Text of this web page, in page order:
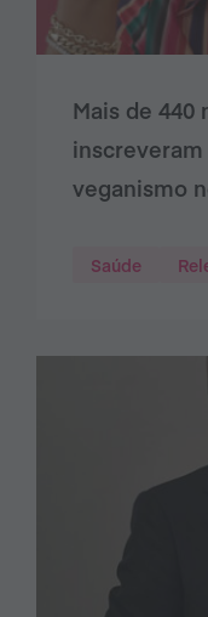
Mais de 440
veganismo
Saúde